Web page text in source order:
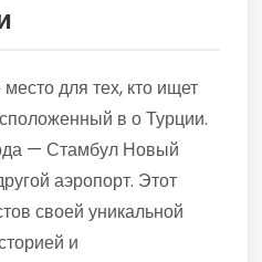
для тех, кто ищет
в о Турции.
— Стамбул Новый
аэропорт. Этот
своей уникальной
и